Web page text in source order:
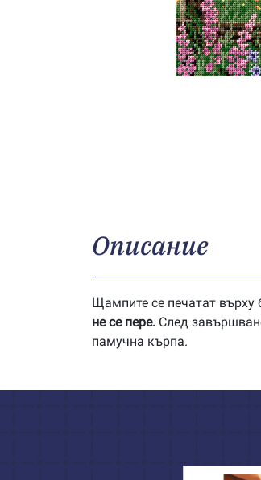
Описание
Щампите се печатат върху
не се пере. След
памучна кърпа.